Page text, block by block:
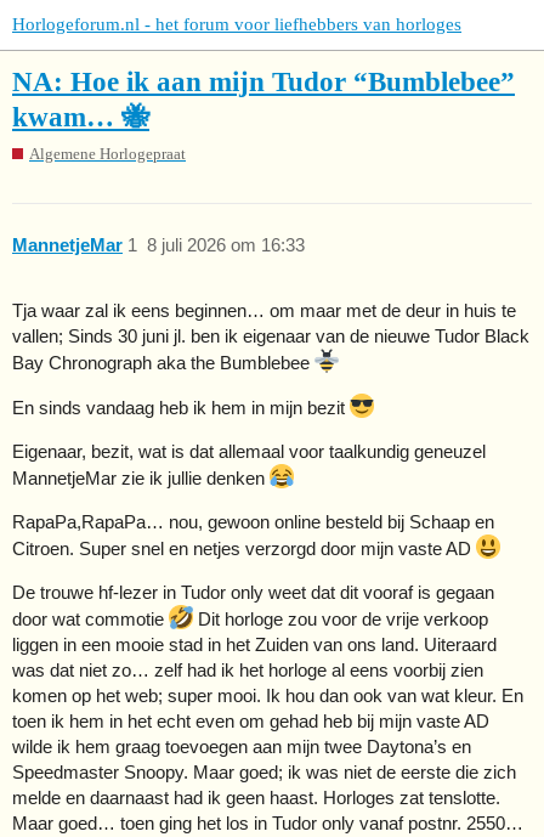
Horlogeforum.nl - het forum voor liefhebbers van horloges
NA: Hoe ik aan mijn Tudor “Bumblebee”
kwam… 🐝
Algemene Horlogepraat
MannetjeMar 8 juli 2026 om 16:33
1
Tja waar zal ik eens beginnen… om maar met de deur in huis te
vallen; Sinds 30 juni jl. ben ik eigenaar van de nieuwe Tudor Black
Bay Chronograph aka the Bumblebee
En sinds vandaag heb ik hem in mijn bezit
Eigenaar, bezit, wat is dat allemaal voor taalkundig geneuzel
MannetjeMar zie ik jullie denken
RapaPa,RapaPa… nou, gewoon online besteld bij Schaap en
Citroen. Super snel en netjes verzorgd door mijn vaste AD
De trouwe hf-lezer in Tudor only weet dat dit vooraf is gegaan
door wat commotie
Dit horloge zou voor de vrije verkoop
liggen in een mooie stad in het Zuiden van ons land. Uiteraard
was dat niet zo… zelf had ik het horloge al eens voorbij zien
komen op het web; super mooi. Ik hou dan ook van wat kleur. En
toen ik hem in het echt even om gehad heb bij mijn vaste AD
wilde ik hem graag toevoegen aan mijn twee Daytona’s en
Speedmaster Snoopy. Maar goed; ik was niet de eerste die zich
melde en daarnaast had ik geen haast. Horloges zat tenslotte.
Maar goed… toen ging het los in Tudor only vanaf postnr. 2550…